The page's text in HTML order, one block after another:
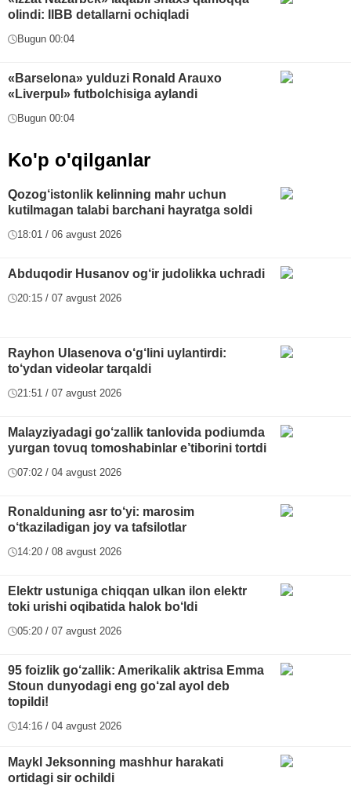
olindi: IIBB detallarni ochiqladi
Bugun 00:04
«Barselona» yulduzi Ronald Arauxo
«Liverpul» futbolchisiga aylandi
Bugun 00:04
Ko'p o'qilganlar
Qozog‘istonlik kelinning mahr uchun
kutilmagan talabi barchani hayratga soldi
18:01 / 06 avgust 2026
Abduqodir Husanov og‘ir judolikka uchradi
20:15 / 07 avgust 2026
Rayhon Ulasenova o‘g‘lini uylantirdi:
to‘ydan videolar tarqaldi
21:51 / 07 avgust 2026
Malayziyadagi go‘zallik tanlovida podiumda
yurgan tovuq tomoshabinlar e’tiborini tortdi
07:02 / 04 avgust 2026
Ronalduning asr to‘yi: marosim
o‘tkaziladigan joy va tafsilotlar
14:20 / 08 avgust 2026
Elektr ustuniga chiqqan ulkan ilon elektr
toki urishi oqibatida halok bo‘ldi
05:20 / 07 avgust 2026
95 foizlik go‘zallik: Amerikalik aktrisa Emma
Stoun dunyodagi eng go‘zal ayol deb
topildi!
14:16 / 04 avgust 2026
Maykl Jeksonning mashhur harakati
ortidagi sir ochildi